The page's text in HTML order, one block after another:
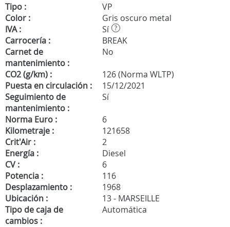
Tipo :
VP
Color :
Gris oscuro metal
IVA :
Sí ?
Carrocería :
BREAK
Carnet de
mantenimiento :
No
CO2 (g/km) :
126 (Norma WLTP)
Puesta en circulación :
15/12/2021
Seguimiento de
mantenimiento :
Sí
Norma Euro :
6
Kilometraje :
121658
Crit'Air :
2
Energía :
Diesel
CV :
6
Potencia :
116
Desplazamiento :
1968
Ubicación :
13 - MARSEILLE
Tipo de caja de
cambios :
Automática